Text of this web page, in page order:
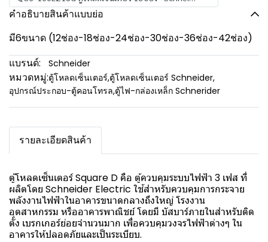
คำอธิบายสินค้าแบบย่อ
มี6ขนาด (12ช่อง-18ช่อง-24ช่อง-30ช่อง-36ช่อง-42ช่อง)
แบรนด์:
Schneider
หมวดหมู่:ตู้โหลดเซ็นเตอร์,ตู้โหลดเซ็นเตอร์ Schneider,
อุปกรณ์ประกอบ-ตู้คอนโทรล,ตู้ไฟ-กล่องเหล็ก Schnerider
รายละเอียดสินค้า
ตู้โหลดเซ็นเตอร์ Square D คือ ตู้ควบคุมระบบไฟฟ้า 3 เฟส ที่
ผลิตโดย Schneider Electric ใช้สำหรับควบคุมการกระจาย
พลังงานไฟฟ้าในอาคารขนาดกลางถึงใหญ่ โรงงาน
อุตสาหกรรม หรืออาคารพาณิชย์ โดยมี บัสบาร์ภายในสำหรับติด
ตั้ง เบรกเกอร์ย่อยจำนวนมาก เพื่อควบคุมวงจรไฟฟ้าต่างๆ ใน
อาคารให้ปลอดภัยและเป็นระเบียบ.